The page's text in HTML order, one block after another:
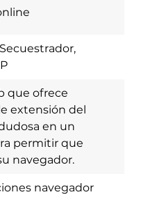
que ofrece
extensión del
en un
permitir que
navegador.
navegador